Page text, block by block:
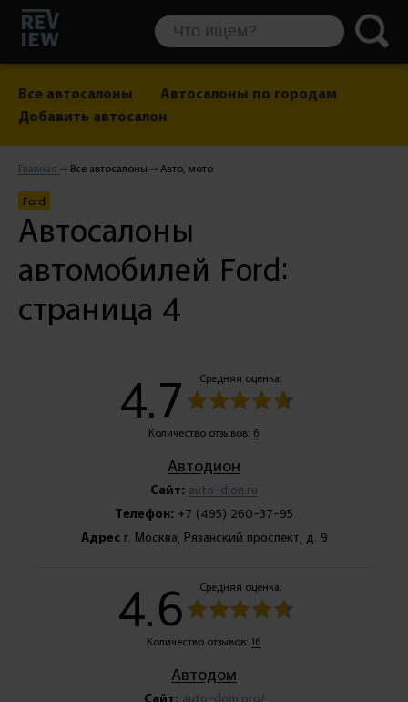
Все автосалоны
Автосалоны по городам
Добавить автосалон
Главная Все автосалоны Авто, мото
Ford
Автосалоны
автомобилей Ford:
страница 4
Средняя оценка:
4.7
Количество отзывов: 6
Автодион
Сайт: auto-dion.ru
Телефон: +7 (495) 260-37-95
Адресг. Москва, Рязанский проспект, д. 9
Средняя оценка:
4.6
Количество отзывов: 16
Автодом
Сайт: auto-dom.pro/